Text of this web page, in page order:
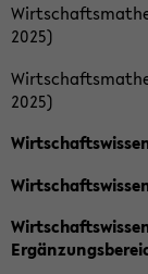
2025)
2025)